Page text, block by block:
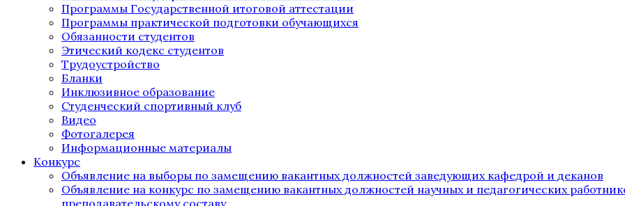
Программы Государственной итоговой аттестации
Программы практической подготовки обучающихся
Обязанности студентов
Этический кодекс студентов
Трудоустройство
Бланки
Инклюзивное образование
Студенческий спортивный клуб
Видео
Фотогалерея
Информационные материалы
Конкурс
Объявление на выборы по замещению вакантных должностей заведующих кафедрой и деканов
Объявление на конкурс по замещению вакантных должностей научных и педагогических
преподавательскому составу